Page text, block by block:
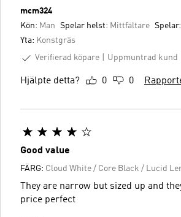
mcm324
Kön: Man Spelar helst: Mittfältare Spelar:
Yta: Konstgräs
Verifierad köpare
Uppmuntrad kund
Hjälpte detta? 0 0
Good value
FÄRG: Cloud White / Core Black / Lucid
They are narrow but sized up and
price perfect